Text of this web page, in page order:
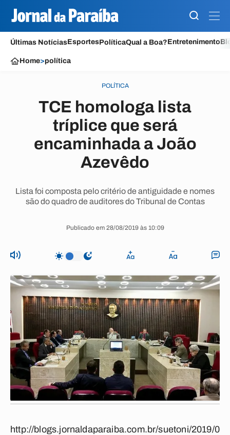
Últimas NotíciasEsportesPolíticaQual a Boa?Entretenimento
Home>política
POLÍTICA
TCE homologa lista
tríplice que será
encaminhada a João
Azevêdo
Lista foi composta pelo critério de antiguidade e nomes
são do quadro de auditores do Tribunal de Contas
Publicado em 28/08/2019 às 10:09
http://blogs.jornaldaparaiba.com.br/suetoni/2019/0